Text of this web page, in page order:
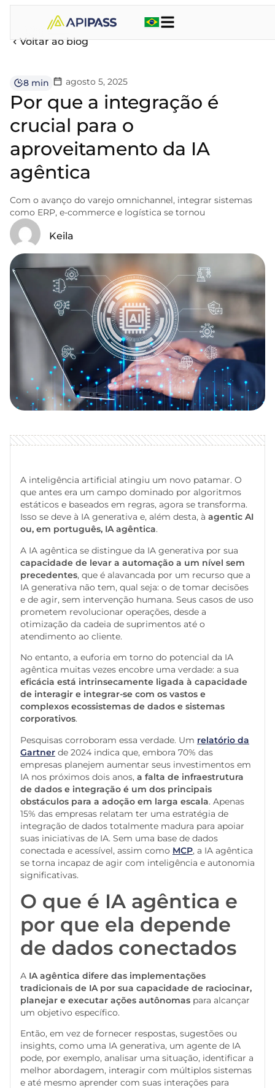
Voltar ao blog
8 min agosto 5, 2025
Por que a integração é
crucial para o
aproveitamento da IA
agêntica
Com o avanço do varejo omnichannel, integrar sistemas
como ERP, e-commerce e logística se tornou
Keila
A inteligência artificial atingiu um novo patamar. O
que antes era um campo dominado por algoritmos
estáticos e baseados em regras, agora se transforma.
Isso se deve à IA generativa e, além desta, à agentic AI
ou, em português, IA agêntica.
A IA agêntica se distingue da IA generativa por sua
capacidade de levar a automação a um nível sem
precedentes, que é alavancada por um recurso que a
IA generativa não tem, qual seja: o de tomar decisões
e de agir, sem intervenção humana. Seus casos de uso
prometem revolucionar operações, desde a
otimização da cadeia de suprimentos até o
atendimento ao cliente.
No entanto, a euforia em torno do potencial da IA
agêntica muitas vezes encobre uma verdade: a sua
eficácia está intrinsecamente ligada à capacidade
de interagir e integrar-se com os vastos e
complexos ecossistemas de dados e sistemas
corporativos.
Pesquisas corroboram essa verdade. Um relatório da
Gartner de 2024 indica que, embora 70% das
empresas planejem aumentar seus investimentos em
IA nos próximos dois anos, a falta de infraestrutura
de dados e integração é um dos principais
obstáculos para a adoção em larga escala. Apenas
15% das empresas relatam ter uma estratégia de
integração de dados totalmente madura para apoiar
suas iniciativas de IA. Sem uma base de dados
conectada e acessível, assim como MCP, a IA agêntica
se torna incapaz de agir com inteligência e autonomia
significativas.
O que é IA agêntica e
por que ela depende
de dados conectados
A IA agêntica difere das implementações
tradicionais de IA por sua capacidade de raciocinar,
planejar e executar ações autônomas para alcançar
um objetivo específico.
Então, em vez de fornecer respostas, sugestões ou
insights, como uma IA generativa, um agente de IA
pode, por exemplo, analisar uma situação, identificar a
melhor abordagem, interagir com múltiplos sistemas
e até mesmo aprender com suas interações para